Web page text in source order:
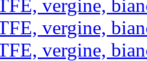
vergine,
vergine,
vergine,